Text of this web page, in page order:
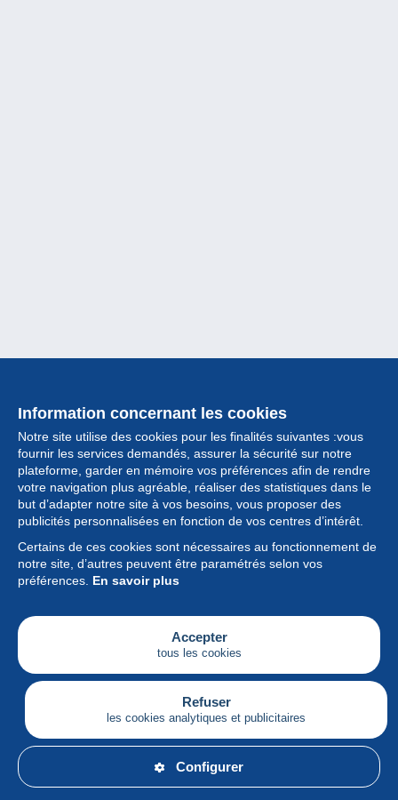
Information concernant les cookies
Notre site utilise des cookies pour les finalités suivantes :vous
fournir les services demandés, assurer la sécurité sur notre
plateforme, garder en mémoire vos préférences afin de rendre
votre navigation plus agréable, réaliser des statistiques dans le
but d’adapter notre site à vos besoins, vous proposer des
publicités personnalisées en fonction de vos centres d’intérêt.
Certains de ces cookies sont nécessaires au fonctionnement de
notre site, d’autres peuvent être paramétrés selon vos
préférences. En savoir plus
Accepter
tous les cookies
Refuser
les cookies analytiques et publicitaires
Configurer
Collection
Actualités
Fonctionnalités
Société
Services
Articles
Français